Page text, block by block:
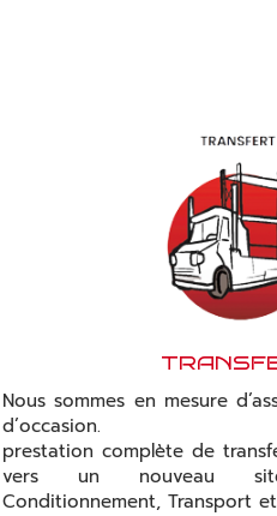
Nous sommes en mesure
d’occasion.
prestation complète de
vers un nouveau
Conditionnement, Transport